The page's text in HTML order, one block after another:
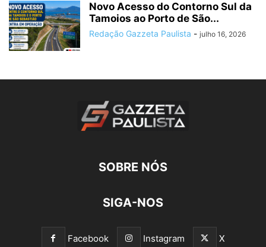
Novo Acesso do Contorno Sul da
Tamoios ao Porto de São...
Redação Gazzeta Paulista - julho 16, 2026
SOBRE NÓS
SIGA-NOS
Facebook Instagram X